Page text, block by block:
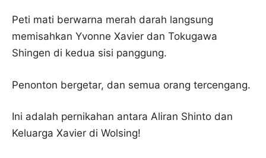
Peti mati berwarna merah darah langsung
memisahkan Yvonne Xavier dan Tokugawa
Shingen di kedua sisi panggung.
Penonton bergetar, dan semua orang tercengang.
Ini adalah pernikahan antara Aliran Shinto dan
Keluarga Xavier di Wolsing!